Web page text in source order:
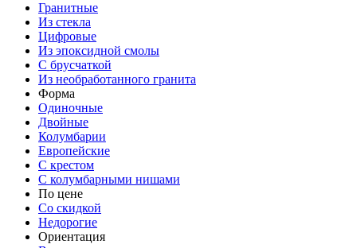
Гранитные
Из стекла
Цифровые
Из эпоксидной смолы
С брусчаткой
Из необработанного гранита
Форма
Одиночные
Двойные
Колумбарии
Европейские
С крестом
С колумбарными нишами
По цене
Со скидкой
Недорогие
Ориентация